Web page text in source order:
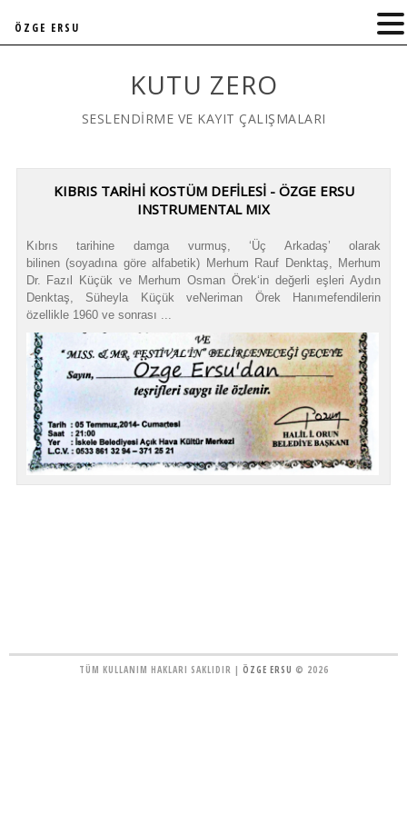
KUTU ZERO
SESLENDİRME VE KAYIT ÇALIŞMALARI
KIBRIS TARİHİ KOSTÜM DEFİLESİ - ÖZGE ERSU
INSTRUMENTAL MIX
Kıbrıs tarihine damga vurmuş, ‘Üç Arkadaş’ olarak
bilinen (soyadına göre alfabetik) Merhum Rauf Denktaş, Merhum
Dr. Fazıl Küçük ve Merhum Osman Örek‘in değerli eşleri Aydın
Denktaş, Süheyla Küçük veNeriman Örek Hanımefendilerin
özellikle 1960 ve sonrası ...
TÜM KULLANIM HAKLARI SAKLIDIR | ÖZGE ERSU © 2026
ÖZGE ERSU